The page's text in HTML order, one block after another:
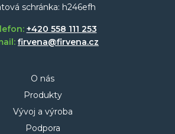
schránka: h246efh
+420 558 111 253
firvena@firvena.cz
O nás
Produkty
Vývoj a výroba
Podpora